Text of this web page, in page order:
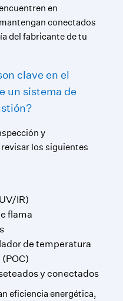
en
conectados
del fabricante de tu
clave en el
un sistema de
y
los siguientes
IR)
flama
de temperatura
y conectados
eficiencia energética,